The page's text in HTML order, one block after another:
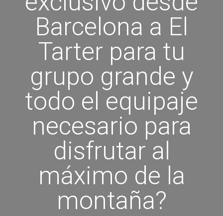
Barcelona a El
Tarter para tu
grupo grande y
todo el equipaje
necesario para
disfrutar al
máximo de la
montaña?